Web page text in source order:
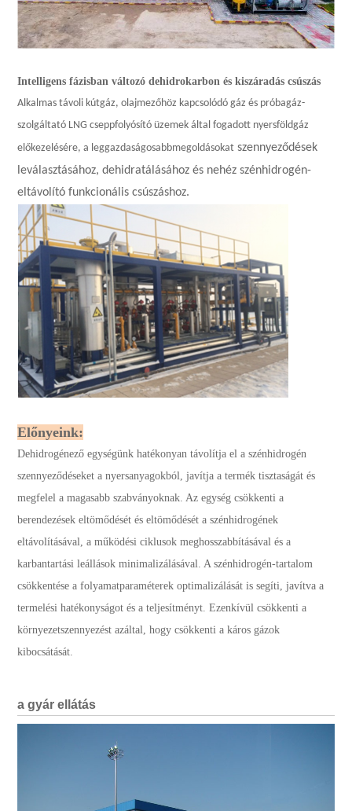
Intelligens fázisban változó dehidrokarbon és kiszáradás csúszás
Alkalmas távoli kútgáz, olajmezőhöz kapcsolódó gáz és próbagáz-
szolgáltató LNG cseppfolyósító üzemek által fogadott nyersföldgáz
előkezelésére, a leggazdaságosabbmegoldásokat szennyeződések
leválasztásához, dehidratálásához és nehéz szénhidrogén-
eltávolító funkcionális csúszáshoz.
Előnyeink:
Dehidrogénező egységünk hatékonyan távolítja el a szénhidrogén
szennyeződéseket a nyersanyagokból, javítja a termék tisztaságát és
megfelel a magasabb szabványoknak. Az egység csökkenti a
berendezések eltömődését és eltömődését a szénhidrogének
eltávolításával, a működési ciklusok meghosszabbításával és a
karbantartási leállások minimalizálásával. A szénhidrogén-tartalom
csökkentése a folyamatparaméterek optimalizálását is segíti, javítva a
termelési hatékonyságot és a teljesítményt. Ezenkívül csökkenti a
környezetszennyezést azáltal, hogy csökkenti a káros gázok
kibocsátását.
a gyár ellátás